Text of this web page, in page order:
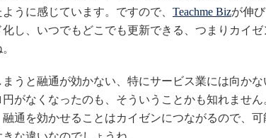
うに感じています。ですので、 Teachme Bizが伸
し、いつでもどこでも更新できる、つまりカイゼ
うと融通が効かない、特にサービス業には向かな
がなくなったのも、そういうことかも知れません
通を効かせることはカイゼンにつながるので、可